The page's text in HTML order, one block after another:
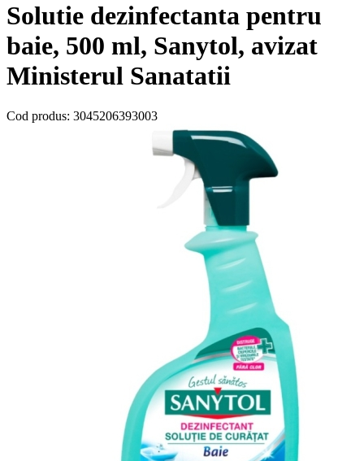
Solutie dezinfectanta pentru
baie, 500 ml, Sanytol, avizat
Ministerul Sanatatii
Cod produs: 3045206393003